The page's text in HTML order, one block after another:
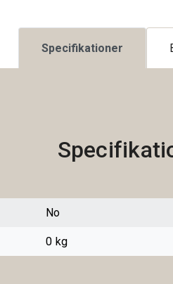
Specifikationer
No
0 kg